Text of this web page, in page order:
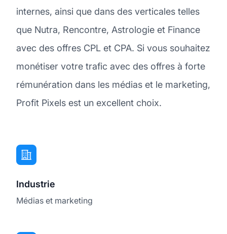
internes, ainsi que dans des verticales telles
que Nutra, Rencontre, Astrologie et Finance
avec des offres CPL et CPA. Si vous souhaitez
monétiser votre trafic avec des offres à forte
rémunération dans les médias et le marketing,
Profit Pixels est un excellent choix.
Industrie
Médias et marketing